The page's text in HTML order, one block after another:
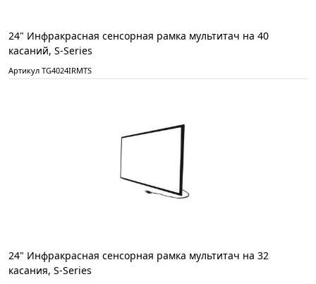
24" Инфракрасная сенсорная рамка мультитач на 40
касаний, S-Series
Артикул TG4024IRMTS
24" Инфракрасная сенсорная рамка мультитач на 32
касания, S-Series